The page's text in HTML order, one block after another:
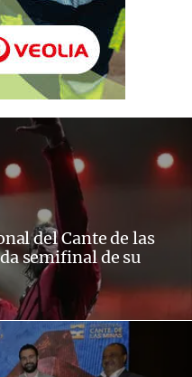
del Cante de las
semifinal de su